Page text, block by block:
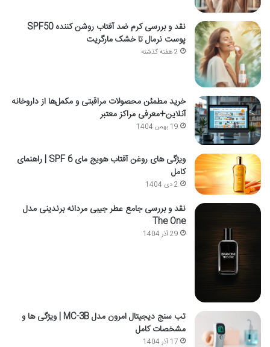
نقد و بررسی کرم ضد آفتاب روشن کننده SPF50
پوست نرمال تا خشک مارگریت
2 هفته گذشته
خرید مطمئن محصولات مراقبتی و مکمل‌ها از داروخانه
آنلاین+معرفی مراکز معتبر
19 بهمن 1404
ویژگی های روغن آفتاب هویج مای SPF 6 | راهنمای
کامل
2 دی 1404
نقد و بررسی جامع عطر جیبی مردانه برندینی مدل
The One
29 آذر 1404
تب سنج دیجیتال امرون مدل MC-3B | ویژگی ها و
مشخصات کامل
17 آذر 1404